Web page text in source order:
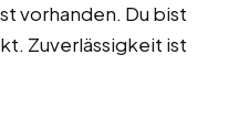
vorhanden. Du bist
Zuverlässigkeit ist